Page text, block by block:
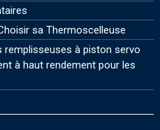
sa Thermoscelleuse
remplisseuses à piston servo
à haut rendement pour les